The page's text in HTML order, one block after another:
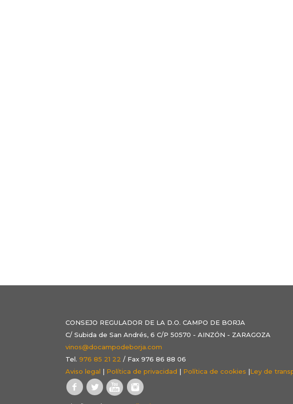
CONSEJO REGULADOR DE LA D.O. CAMPO DE BORJA
C/ Subida de San Andrés, 6 C/P 50570 - AINZÓN - ZARAGOZA
vinos@docampodeborja.com
Tel.976 85 21 22 / Fax 976 86 88 06
Aviso legal | Política de privacidad | Política de cookies |Ley de